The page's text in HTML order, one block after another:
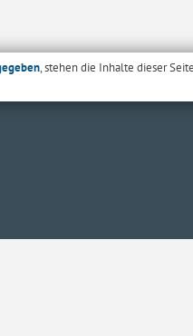
, stehen die Inhalte dieser